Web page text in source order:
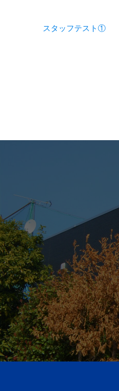
スタッフテスト①